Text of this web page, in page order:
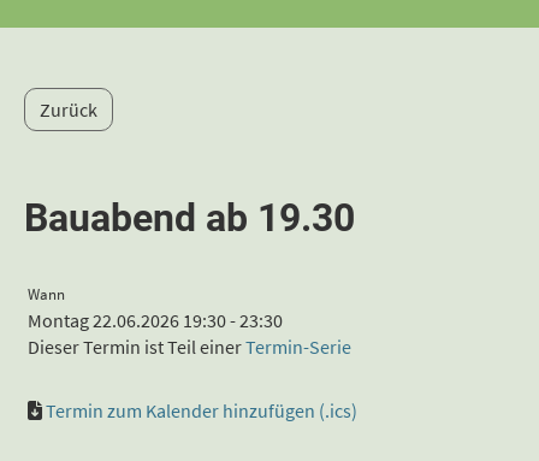
Zurück
Bauabend ab 19.30
Wann
Montag 22.06.2026 19:30 - 23:30
Dieser Termin ist Teil einerTermin-Serie
Termin zum Kalender hinzufügen (.ics)